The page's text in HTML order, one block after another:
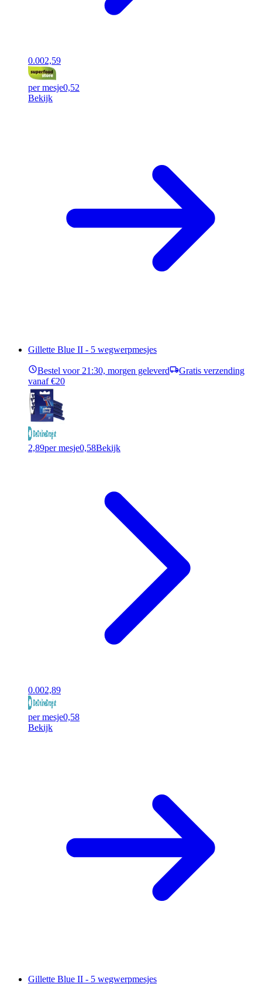
0.002,59
per mesje0,52
Bekijk
Gillette Blue II - 5 wegwerpmesjes
Bestel voor 21:30, morgen geleverd
Gratis verzending
vanaf €20
2,89per mesje0,58Bekijk
0.002,89
per mesje0,58
Bekijk
Gillette Blue II - 5 wegwerpmesjes